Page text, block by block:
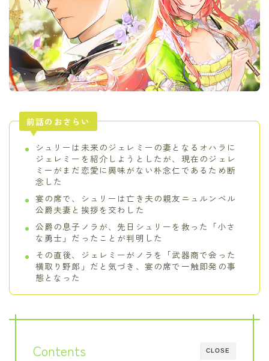
前話のおさらい
シュリーは未来のジェレミーの妻となるオハラに
ジェレミーを紹介しようとしたが、現在のジェレ
ミーがまだ恋愛に興味がない朴念仁であるため断
念した
宴の席で、シュリーは亡き夫の親友ニュルンベル
公爵夫妻と挨拶を交わした
公爵の息子ノラが、先日シュリーを救った「小さ
な勇士」だったことが判明した
その直後、ジェレミーがノラを「武器商で会った
横取り野郎」だと気づき、宴の席で一触即発の事
態となった
CLOSE
Contents